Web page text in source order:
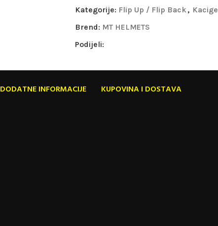
Kategorije: Flip Up / Flip Back, Kacige
Brend: MT HELMETS
Podijeli:
DODATNE INFORMACIJE KUPOVINA I DOSTAVA